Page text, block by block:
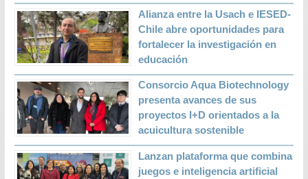
Alianza entre la Usach e IESED-
Chile abre oportunidades para
fortalecer la investigación en
educación
Consorcio Aqua Biotechnology
presenta avances de sus
proyectos I+D orientados a la
acuicultura sostenible
Lanzan plataforma que combina
juegos e inteligencia artificial